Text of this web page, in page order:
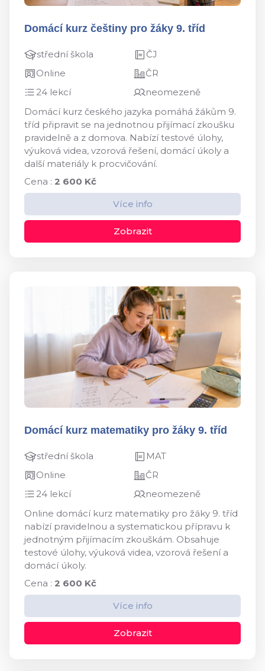
Domácí kurz češtiny pro žáky 9. tříd
střední škola
ČJ
Online
ČR
24 lekcí
neomezeně
Domácí kurz českého jazyka pomáhá žákům 9.
tříd připravit se na jednotnou přijímací zkoušku
pravidelně a z domova. Nabízí testové úlohy,
výuková videa, vzorová řešení, domácí úkoly a
další materiály k procvičování.
Cena : 2 600 Kč
Více info
Zobrazit
Domácí kurz matematiky pro žáky 9. tříd
střední škola
MAT
Online
ČR
24 lekcí
neomezeně
Online domácí kurz matematiky pro žáky 9. tříd
nabízí pravidelnou a systematickou přípravu k
jednotným přijímacím zkouškám. Obsahuje
testové úlohy, výuková videa, vzorová řešení a
domácí úkoly.
Cena : 2 600 Kč
Více info
Zobrazit